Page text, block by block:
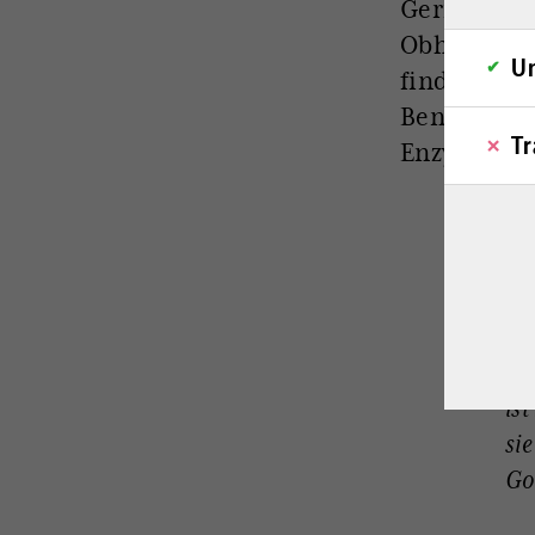
Gericht
Obhut der
findet sie
Benedikt
Enzyklika „
ist